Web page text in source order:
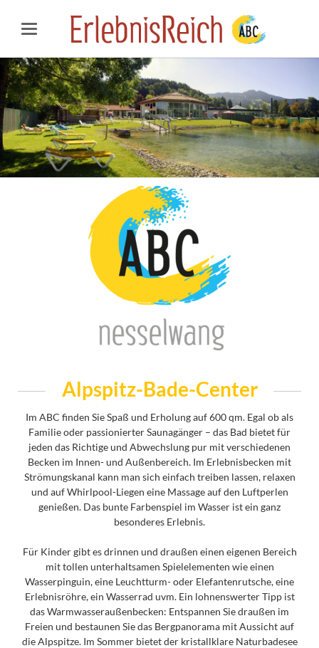
Alpspitz-Bade-Center
Im ABC finden Sie Spaß und Erholung auf 600 qm. Egal ob als
Familie oder passionierter Saunagänger – das Bad bietet für
jeden das Richtige und Abwechslung pur mit verschiedenen
Becken im Innen- und Außenbereich. Im Erlebnisbecken mit
Strömungskanal kann man sich einfach treiben lassen, relaxen
und auf Whirlpool-Liegen eine Massage auf den Luftperlen
genießen. Das bunte Farbenspiel im Wasser ist ein ganz
besonderes Erlebnis.
Für Kinder gibt es drinnen und draußen einen eigenen Bereich
mit tollen unterhaltsamen Spielelementen wie einen
Wasserpinguin, eine Leuchtturm- oder Elefantenrutsche, eine
Erlebnisröhre, ein Wasserrad uvm. Ein lohnenswerter Tipp ist
das Warmwasseraußenbecken: Entspannen Sie draußen im
Freien und bestaunen Sie das Bergpanorama mit Aussicht auf
die Alpspitze. Im Sommer bietet der kristallklare Naturbadesee